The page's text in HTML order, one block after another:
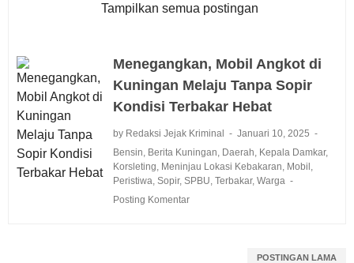
Tampilkan semua postingan
Menegangkan, Mobil Angkot di
Kuningan Melaju Tanpa Sopir
Kondisi Terbakar Hebat
by Redaksi Jejak Kriminal
Januari 10, 2025
Bensin Berita Kuningan Daerah Kepala Damkar,
Korsleting Meninjau Lokasi Kebakaran Mobil
Peristiwa Sopir, SPBU Terbakar, Warga
Posting Komentar
POSTINGAN LAMA